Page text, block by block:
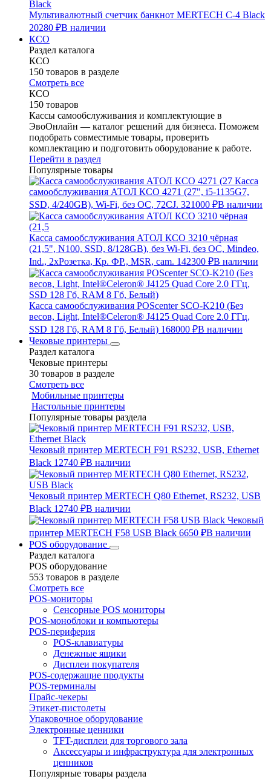
Мультивалютный счетчик банкнот MERTECH C-4 Black
20280 ₽В наличии
КСО
Раздел каталога
КСО
150 товаров в разделе
Смотреть все
КСО
150 товаров
Кассы самообслуживания и комплектующие в
ЭвоОнлайн — каталог решений для бизнеса. Поможем
подобрать совместимые товары, проверить
комплектацию и подготовить оборудование к работе.
Перейти в раздел
Популярные товары
Касса
самообслуживания АТОЛ КСО 4271 (27", i5-1135G7,
SSD, 4/240GB), Wi-Fi, без ОС, 72CJ. 321000 ₽В наличии
Касса самообслуживания АТОЛ КСО 3210 чёрная
(21,5", N100, SSD, 8/128GB), без Wi-Fi, без ОС, Mindeo,
Ind., 2хРозетка, Кр. ФР., MSR, cam. 142300 ₽В наличии
Касса самообслуживания POScenter SCO-K210 (Без
весов, Light, Intel®Celeron® J4125 Quad Core 2.0 ГГц,
SSD 128 Гб, RAM 8 Гб, Белый) 168000 ₽В наличии
Чековые принтеры
Раздел каталога
Чековые принтеры
30 товаров в разделе
Смотреть все
Мобильные принтеры
Настольные принтеры
Популярные товары раздела
Чековый принтер MERTECH F91 RS232, USB, Ethernet
Black 12740 ₽В наличии
Чековый принтер MERTECH Q80 Ethernet, RS232, USB
Black 12740 ₽В наличии
Чековый
принтер MERTECH F58 USB Black 6650 ₽В наличии
POS оборудование
Раздел каталога
POS оборудование
553 товаров в разделе
Смотреть все
POS-мониторы
Сенсорные POS мониторы
POS-моноблоки и компьютеры
POS-периферия
POS-клавиатуры
Денежные ящики
Дисплеи покупателя
POS-содержащие продукты
POS-терминалы
Прайс-чекеры
Этикет-пистолеты
Упаковочное оборудование
Электронные ценники
TFT-дисплеи для торгового зала
Аксессуары и инфраструктура для электронных
ценников
Популярные товары раздела